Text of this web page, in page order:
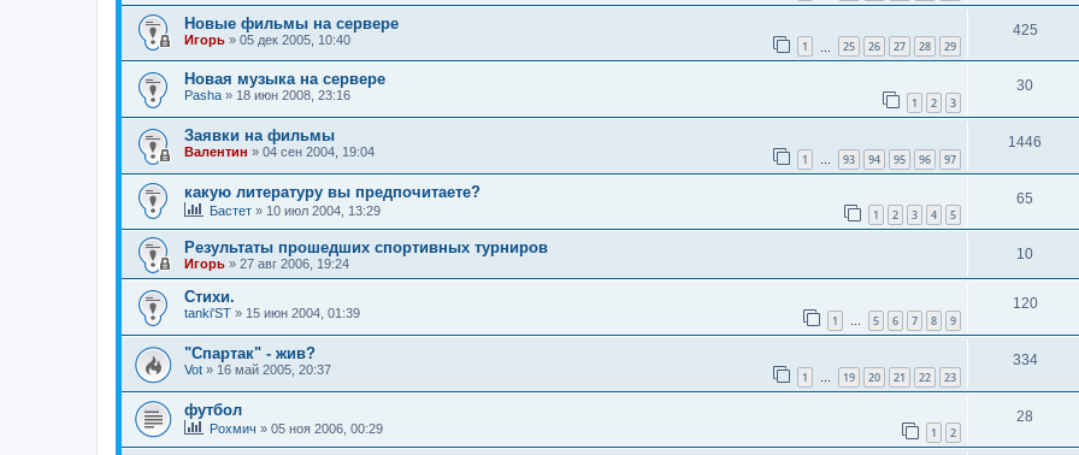
Новые фильмы на сервере
Игорь » 05 дек 2005, 10:40 1 25 26 27 28 29
425
Новая музыка на сервере
Pasha » 18 июн 2008, 23:16 1 2 3
30
Заявки на фильмы
Валентин » 04 сен 2004, 19:04 1 … 93 94 95 96 97
1446
какую литературу вы предпочитаете?
Бастет » 10 июл 2004, 13:29 1 2 3 4 5
65
Результаты прошедших спортивных турниров
Игорь » 27 авг 2006, 19:24
10
Стихи.
tanki'ST » 15 июн 2004, 01:39 1 … 5 6 7 8 9
120
"Спартак" - жив?
Vot » 16 май 2005, 20:37 1 … 19 20 21 22 23
334
футбол
Рохмич » 05 ноя 2006, 00:29 1 2
28